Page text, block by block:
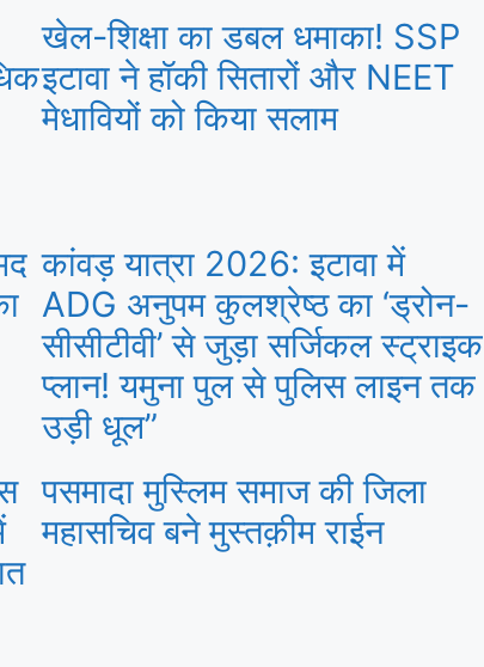
खेल-शिक्षा का डबल धमाका! SSP
इटावा ने हॉकी सितारों और NEET
मेधावियों को किया सलाम
कांवड़ यात्रा 2026: इटावा में
ADG अनुपम कुलश्रेष्ठ का ‘ड्रोन-
सीसीटीवी’ से जुड़ा सर्जिकल स्ट्राइक
प्लान! यमुना पुल से पुलिस लाइन तक
उड़ी धूल”
पसमादा मुस्लिम समाज की जिला
महासचिव बने मुस्तक़ीम राईन